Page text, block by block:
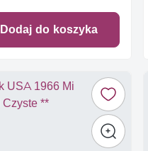
Dodaj do koszyka